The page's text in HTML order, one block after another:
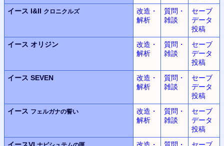
イース I&II クロニクルズ
改造・
解析
質問・
雑談
セーブ
データ
投稿
イース オリジン
改造・
解析
質問・
雑談
セーブ
データ
投稿
イース SEVEN
改造・
解析
質問・
雑談
セーブ
データ
投稿
イース フェルガナの誓い
改造・
解析
質問・
雑談
セーブ
データ
投稿
イースVI ナピシュテムの匣 改造・ 質問・ セーブ